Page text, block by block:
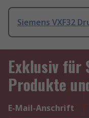
Siemens VXF32
Exklusiv für
Produkte
E-Mail-Anschrift